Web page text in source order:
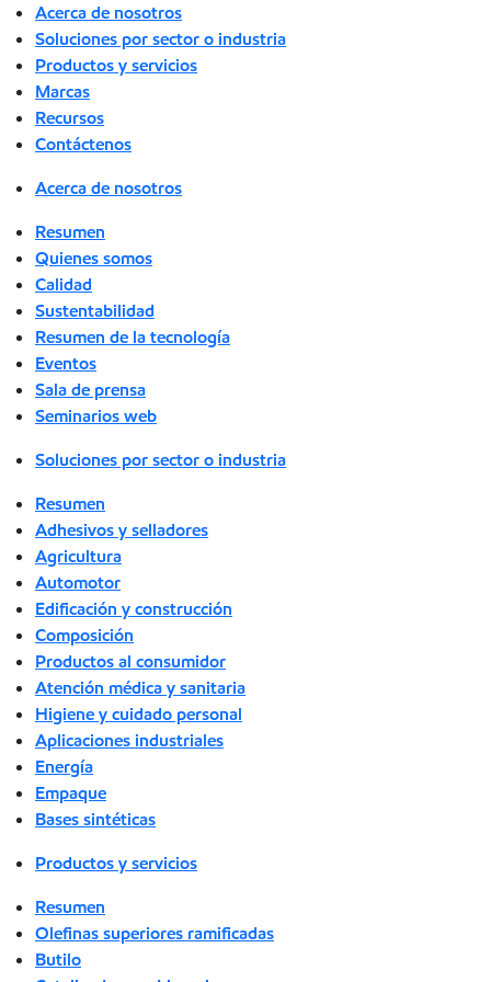
Acerca de nosotros
Soluciones por sector o industria
Productos y servicios
Marcas
Recursos
Contáctenos
Acerca de nosotros
Resumen
Quienes somos
Calidad
Sustentabilidad
Resumen de la tecnología
Eventos
Sala de prensa
Seminarios web
Soluciones por sector o industria
Resumen
Adhesivos y selladores
Agricultura
Automotor
Edificación y construcción
Composición
Productos al consumidor
Atención médica y sanitaria
Higiene y cuidado personal
Aplicaciones industriales
Energía
Empaque
Bases sintéticas
Productos y servicios
Resumen
Olefinas superiores ramificadas
Butilo